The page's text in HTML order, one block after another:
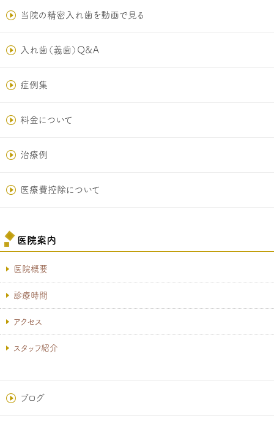
当院の精密入れ歯を動画で見る
入れ歯（義歯）Q&A
症例集
料金について
治療例
医療費控除について
医院案内
医院概要
診療時間
アクセス
スタッフ紹介
ブログ